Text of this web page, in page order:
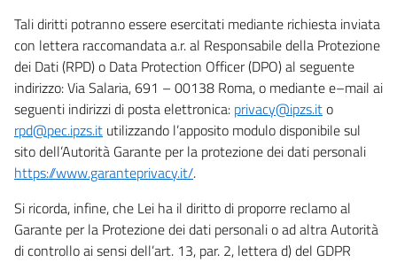
Tali diritti potranno essere esercitati mediante richiesta inviata
con lettera raccomandata a.r. al Responsabile della Protezione
dei Dati (RPD) o Data Protection Officer (DPO) al seguente
indirizzo: Via Salaria, 691 – 00138 Roma, o mediante e–mail ai
seguenti indirizzi di posta elettronica: privacy@ipzs.ito
rpd@pec.ipzs.it utilizzando l’apposito modulo disponibile sul
sito dell’Autorità Garante per la protezione dei dati personali
https://www.garanteprivacy.it/.
Si ricorda, infine, che Lei ha il diritto di proporre reclamo al
Garante per la Protezione dei dati personali o ad altra Autorità
di controllo ai sensi dell’art. 13, par. 2, lettera d) del GDPR